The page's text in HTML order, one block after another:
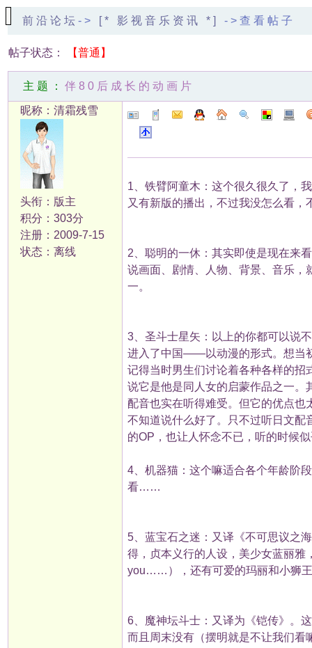
前沿论坛 -> [* 影视音乐资讯 *] ->查看帖子
帖子状态： 【普通】
主题： 伴80后成长的动画片
昵称：清霜残雪
头衔：版主
积分：303分
注册：2009-7-15
状态：离线
1、铁臂阿童木：这个很久很久了，
又有新版的播出，不过我没怎么看
2、聪明的一休：其实即使是现在来
说画面、剧情、人物、背景、音乐，
一。
3、圣斗士星矢：以上的你都可以说
进入了中国——以动漫的形式。想当
记得当时男生们讨论着各种各样的招
说它是他是同人女的启蒙作品之一。
配音也实在听得难受。但它的优点
不知道说什么好了。只不过听日文配
的OP，也让人怀念不已，听的时候
4、机器猫：这个嘛适合各个年龄阶
看……
5、蓝宝石之迷：又译《不可思议之
得，贞本义行的人设，美少女蓝丽
you……），还有可爱的玛丽和小狮
6、魔神坛斗士：又译为《铠传》。
而且周末没有（摆明就是不让我们看